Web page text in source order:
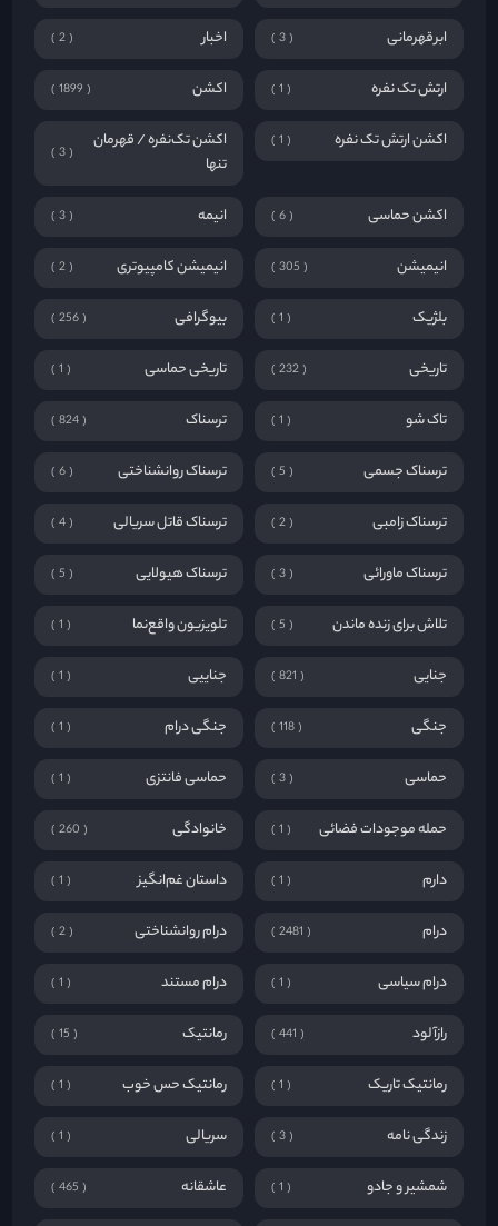
ابرقهرمانی 3 اخبار 2
ارتش تک نفره 1 اکشن 1899
اکشن ارتش تک نفره 1
اکشن تک‌نفره / قهرمان
تنها
3
اکشن حماسی 6 انیمه 3
انیمیشن 305 انیمیشن کامپیوتری 2
بلژیک 1 بیوگرافی 256
تاریخی 232 تاریخی حماسی 1
تاک شو 1 ترسناک 824
ترسناک جسمی 5 ترسناک روانشناختی 6
ترسناک زامبی 2 ترسناک قاتل سریالی 4
ترسناک ماورائی 3 ترسناک هیولایی 5
تلاش برای زنده ماندن 5 تلویزیون واقع‌نما 1
جنایی 821 جناییی 1
جنگی 118 جنگی درام 1
حماسی 3 حماسی فانتزی 1
حمله موجودات فضائی 1 خانوادگی 260
دارم 1 داستان غم‌انگیز 1
درام 2481 درام روانشناختی 2
درام سیاسی 1 درام مستند 1
رازآلود 441 رمانتیک 15
رمانتیک تاریک 1 رمانتیک حس خوب 1
زندگی نامه 3 سریالی 1
شمشیر و جادو 1 عاشقانه 465